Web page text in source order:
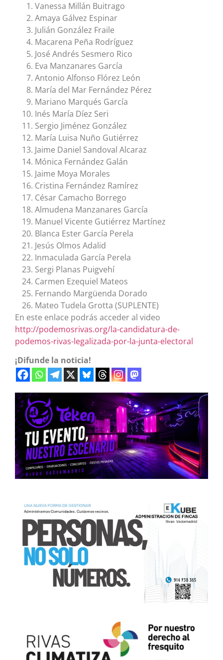
Vanessa Millán Buitrago
Amaya Gálvez Espinar
Julián González Fraile
Macarena Peña Rodríguez
José Andrés Sesmero Rico
Eva Manzanares García
Antonio Alfonso Flórez León
María del Mar Fernández Pérez
Mariano Marqués García
Inés María Díez Seri
Sergio Jiménez González
María Luisa Nuño Gutiérrez
Jaime Daniel Sandoval Alcaraz
Mónica Fernández Galán
Jaime Moya Morales
Cristina Fernández Ramírez
César Camacho Borrego
Almudena Manzanares García
Manuel Vicente Gutiérrez Martínez
Blanca Ester García Perela
Jesús Olmos Adalid
Inmaculada García Perela
Sergi Planas Puigvehí
Carmen Ezequiel Mateos
Fernando Margüenda Dorado
Mateo Tudela Grotta (SUPLENTE)
En este enlace podrás acceder al video
http://podemosrivas.org/la-candidatura-de-
podemos-rivas-legalizada-por-la-junta-electoral
¡Difunde la noticia!